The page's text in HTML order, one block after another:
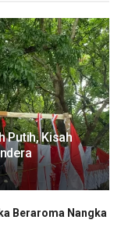
Putih, Kisah
Beraroma Nangka